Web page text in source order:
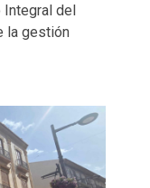
Integral del
la gestión